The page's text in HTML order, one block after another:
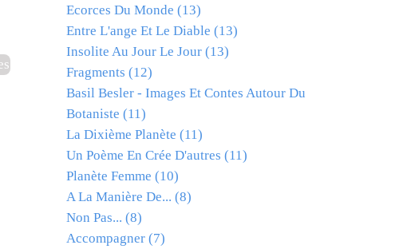
Ecorces Du Monde (13)
Entre L'ange Et Le Diable (13)
Insolite Au Jour Le Jour (13)
Fragments (12)
Basil Besler - Images Et Contes Autour Du
Botaniste (11)
La Dixième Planète (11)
Un Poème En Crée D'autres (11)
Planète Femme (10)
A La Manière De... (8)
Non Pas... (8)
Accompagner (7)